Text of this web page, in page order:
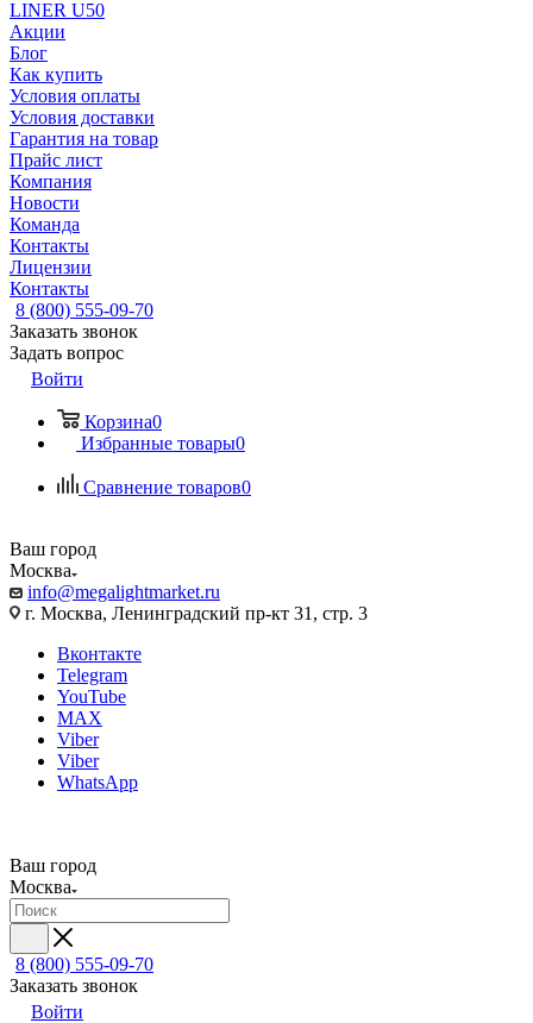
LINER U50
Акции
Блог
Как купить
Условия оплаты
Условия доставки
Гарантия на товар
Прайс лист
Компания
Новости
Команда
Контакты
Лицензии
Контакты
8 (800) 555-09-70
Заказать звонок
Задать вопрос
Войти
Корзина0
Избранные товары0
Сравнение товаров0
Ваш город
Москва
info@megalightmarket.ru
г. Москва, Ленинградский пр-кт 31, стр. 3
Вконтакте
Telegram
YouTube
MAX
Viber
Viber
WhatsApp
Ваш город
Москва
8 (800) 555-09-70
Заказать звонок
Войти